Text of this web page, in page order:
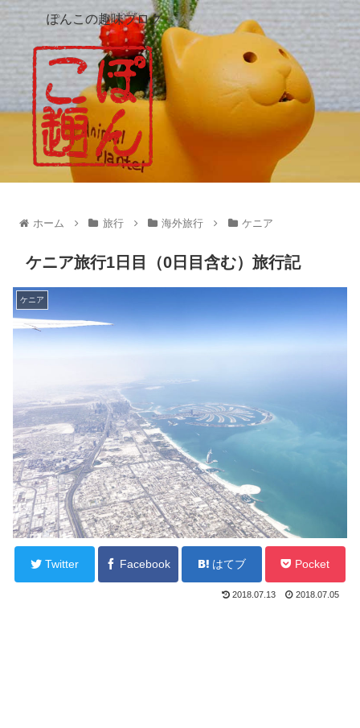
ぽんこの趣味ブログ
ホーム 旅行 海外旅行 ケニア
ケニア旅行1日目（0日目含む）旅行記
ケニア
Twitter Facebook はてブ Pocket
2018.07.13 2018.07.05